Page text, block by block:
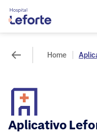
Home
Aplicativo